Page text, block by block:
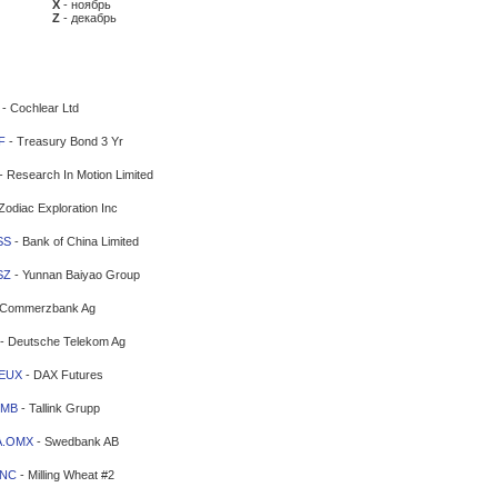
X - ноябрь
Z - декабрь
- Cochlear Ltd
- Treasury Bond 3 Yr
- Research In Motion Limited
Exploration Inc
- Bank of China Limited
- Yunnan Baiyao Group
Ag
- Deutsche Telekom Ag
- DAX Futures
- Tallink Grupp
- Swedbank AB
- Milling Wheat #2